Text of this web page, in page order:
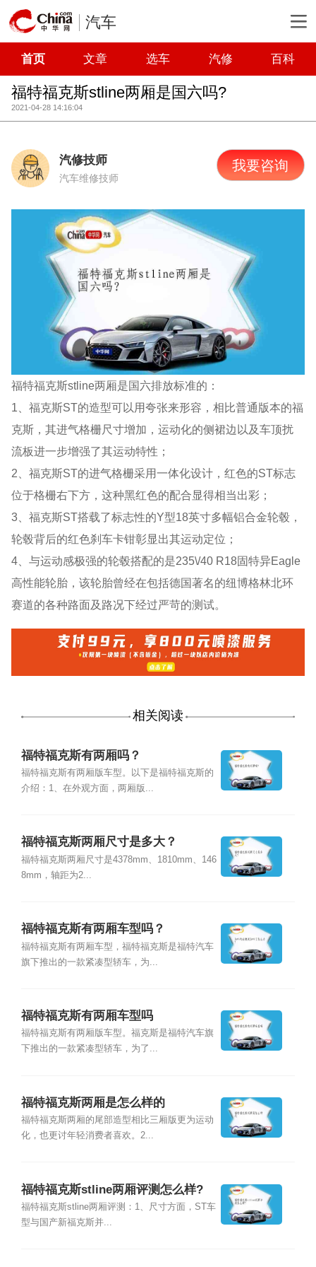
汽车
首页 文章 选车 汽修 百科
福特福克斯stline两厢是国六吗?
2021-04-28 14:16:04
汽修技师
汽车维修技师
我要咨询
福特福克斯stline两厢是国六排放标准的：
1、福克斯ST的造型可以用夸张来形容，相比普通版本的福
克斯，其进气格栅尺寸增加，运动化的侧裙边以及车顶扰
流板进一步增强了其运动特性；
2、福克斯ST的进气格栅采用一体化设计，红色的ST标志
位于格栅右下方，这种黑红色的配合显得相当出彩；
3、福克斯ST搭载了标志性的Y型18英寸多幅铝合金轮毂，
轮毂背后的红色刹车卡钳彰显出其运动定位；
4、与运动感极强的轮毂搭配的是235\/40 R18固特异Eagle
高性能轮胎，该轮胎曾经在包括德国著名的纽博格林北环
赛道的各种路面及路况下经过严苛的测试。
相关阅读
福特福克斯有两厢吗？
福特福克斯有两厢版车型。以下是福特福克斯的
介绍：1、在外观方面，两厢版...
福特福克斯两厢尺寸是多大？
福特福克斯两厢尺寸是4378mm、1810mm、146
8mm，轴距为2...
福特福克斯有两厢车型吗？
福特福克斯有两厢车型，福特福克斯是福特汽车
旗下推出的一款紧凑型轿车，为...
福特福克斯有两厢车型吗
福特福克斯有两厢版车型。福克斯是福特汽车旗
下推出的一款紧凑型轿车，为了...
福特福克斯两厢是怎么样的
福特福克斯两厢的尾部造型相比三厢版更为运动
化，也更讨年轻消费者喜欢。2...
福特福克斯stline两厢评测怎么样?
福特福克斯stline两厢评测：1、尺寸方面，ST车
型与国产新福克斯并...